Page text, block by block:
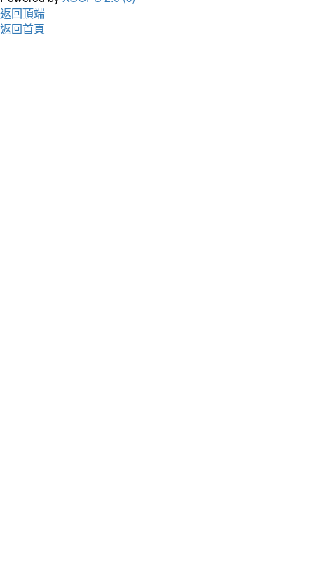
返回頂端
返回首頁